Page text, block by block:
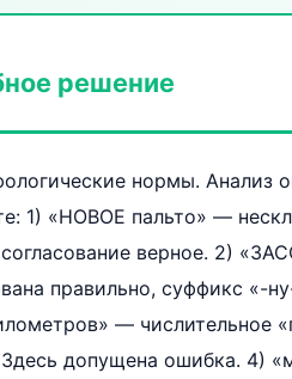
решение
нормы.
1) «НОВОЕ пальто» —
верное. 2)
правильно, суффикс «-
— числительное
Здесь допущена ошибка.